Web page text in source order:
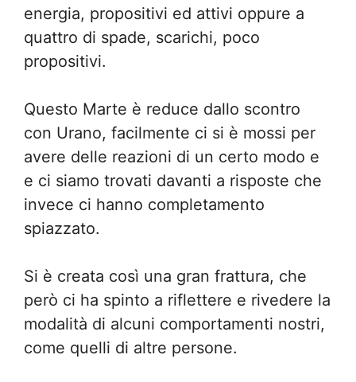
energia, propositivi ed attivi oppure a
quattro di spade, scarichi, poco
propositivi.
Questo Marte è reduce dallo scontro
con Urano, facilmente ci si è mossi per
avere delle reazioni di un certo modo e
e ci siamo trovati davanti a risposte che
invece ci hanno completamento
spiazzato.
Si è creata così una gran frattura, che
però ci ha spinto a riflettere e rivedere la
modalità di alcuni comportamenti nostri,
come quelli di altre persone.